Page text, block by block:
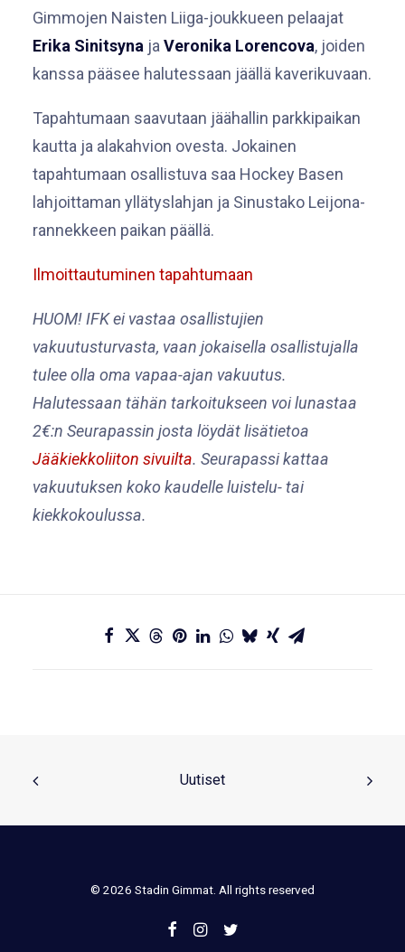
Gimmojen Naisten Liiga-joukkueen pelaajat
Erika Sinitsyna ja Veronika Lorencova, joiden
kanssa pääsee halutessaan jäällä kaverikuvaan.
Tapahtumaan saavutaan jäähallin parkkipaikan
kautta ja alakahvion ovesta. Jokainen
tapahtumaan osallistuva saa Hockey Basen
lahjoittaman yllätyslahjan ja Sinustako Leijona-
rannekkeen paikan päällä.
Ilmoittautuminen tapahtumaan
HUOM! IFK ei vastaa osallistujien
vakuutusturvasta, vaan jokaisella osallistujalla
tulee olla oma vapaa-ajan vakuutus.
Halutessaan tähän tarkoitukseen voi lunastaa
2€:n Seurapassin josta löydät lisätietoa
Jääkiekkoliiton sivuilta. Seurapassi kattaa
vakuutuksen koko kaudelle luistelu- tai
kiekkokoulussa.
Uutiset
© 2026 Stadin Gimmat. All rights reserved